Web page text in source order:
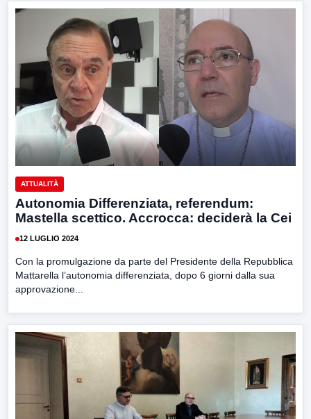
ATTUALITÀ
Autonomia Differenziata, referendum:
Mastella scettico. Accrocca: deciderà la Cei
12 LUGLIO 2024
Con la promulgazione da parte del Presidente della Repubblica
Mattarella l’autonomia differenziata, dopo 6 giorni dalla sua
approvazione...